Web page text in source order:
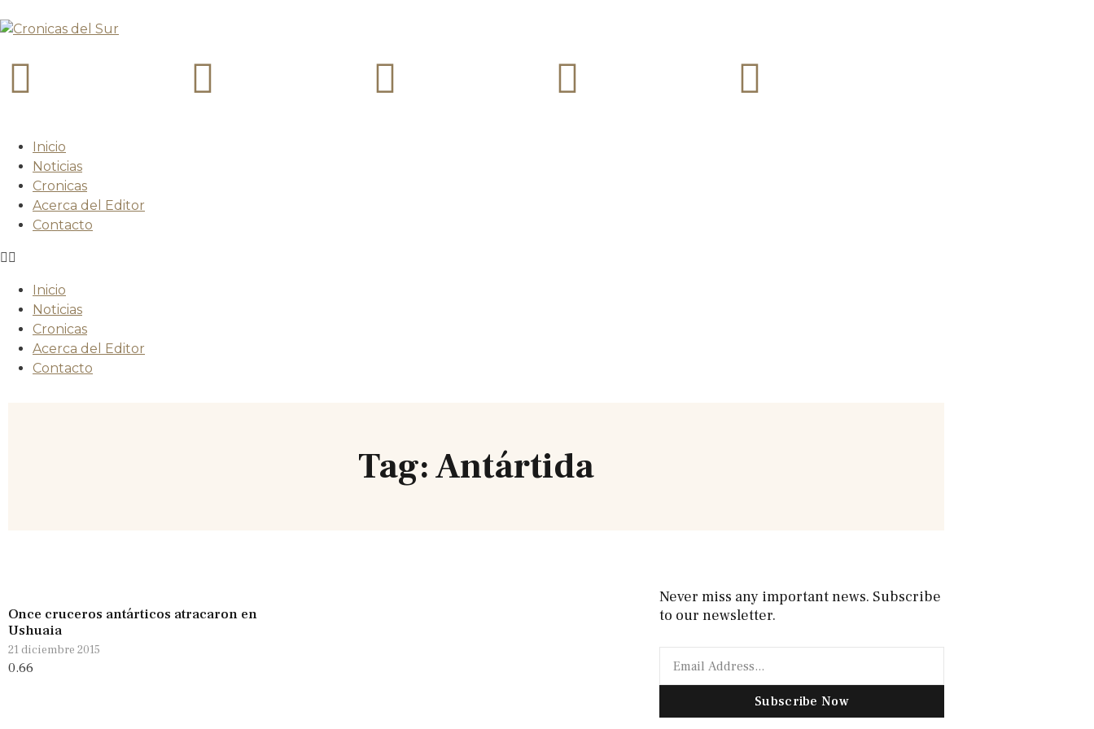
Inicio
Noticias
Cronicas
Acerca del Editor
Contacto
Inicio
Noticias
Cronicas
Acerca del Editor
Contacto
Tag: Antártida
Once cruceros antárticos atracaron en
Ushuaia
21 diciembre 2015
Never miss any important news. Subscribe
to our newsletter.
Subscribe Now